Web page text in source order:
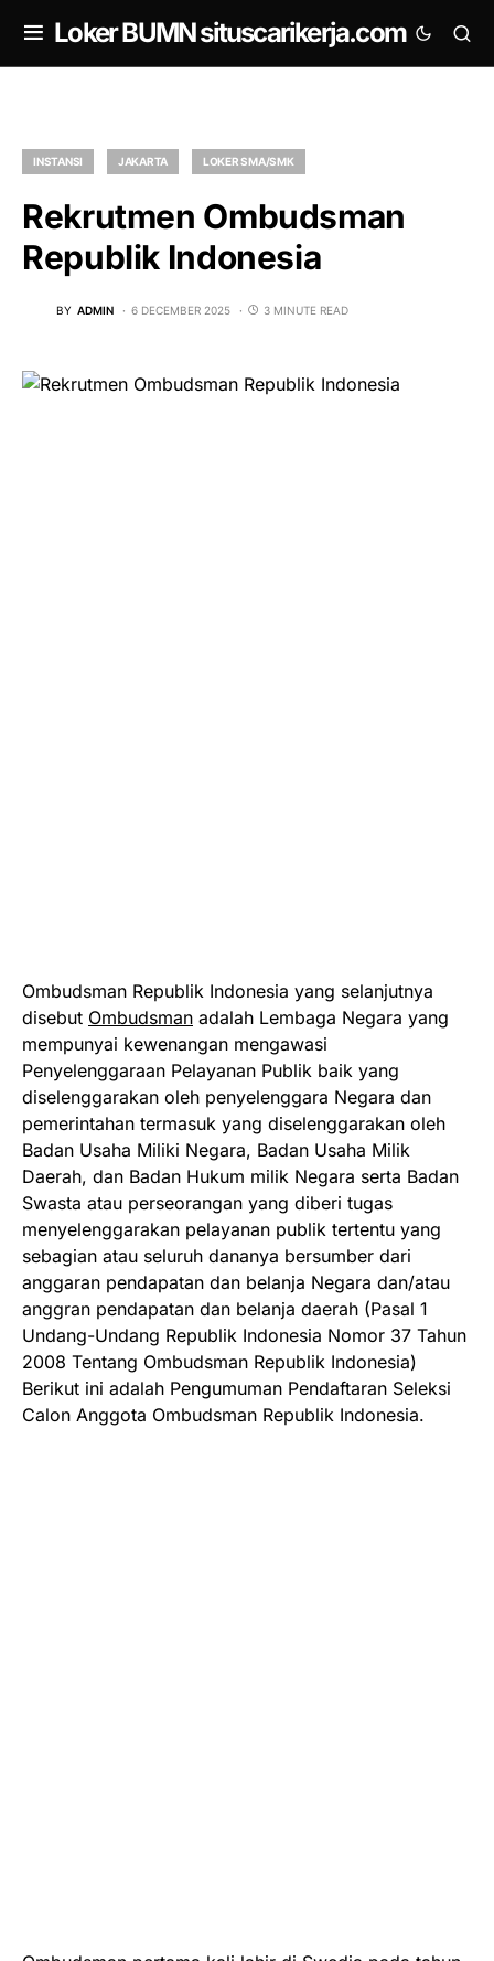
Loker BUMN situscarikerja.com
INSTANSI JAKARTA LOKER SMA/SMK
Rekrutmen Ombudsman
Republik Indonesia
BY ADMIN 6 DECEMBER 2025 3 MINUTE READ
Ombudsman Republik Indonesia yang selanjutnya
disebut Ombudsman adalah Lembaga Negara yang
mempunyai kewenangan mengawasi
Penyelenggaraan Pelayanan Publik baik yang
diselenggarakan oleh penyelenggara Negara dan
pemerintahan termasuk yang diselenggarakan oleh
Badan Usaha Miliki Negara, Badan Usaha Milik
Daerah, dan Badan Hukum milik Negara serta Badan
Swasta atau perseorangan yang diberi tugas
menyelenggarakan pelayanan publik tertentu yang
sebagian atau seluruh dananya bersumber dari
anggaran pendapatan dan belanja Negara dan/atau
anggran pendapatan dan belanja daerah (Pasal 1
Undang-Undang Republik Indonesia Nomor 37 Tahun
2008 Tentang Ombudsman Republik Indonesia)
Berikut ini adalah Pengumuman Pendaftaran Seleksi
Calon Anggota Ombudsman Republik Indonesia.